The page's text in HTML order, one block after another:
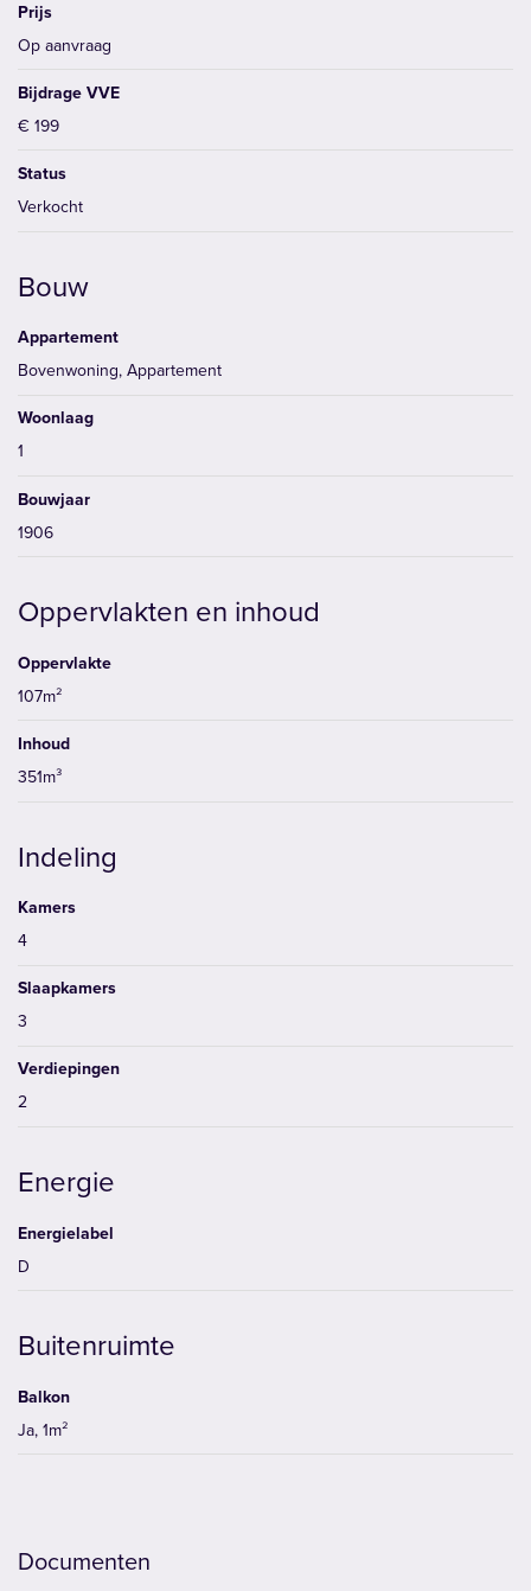
Prijs
Op aanvraag
Bijdrage VVE
€ 199
Status
Verkocht
Bouw
Appartement
Bovenwoning, Appartement
Woonlaag
1
Bouwjaar
1906
Oppervlakten en inhoud
Oppervlakte
107m²
Inhoud
351m³
Indeling
Kamers
4
Slaapkamers
3
Verdiepingen
2
Energie
Energielabel
D
Buitenruimte
Balkon
Ja, 1m²
Documenten